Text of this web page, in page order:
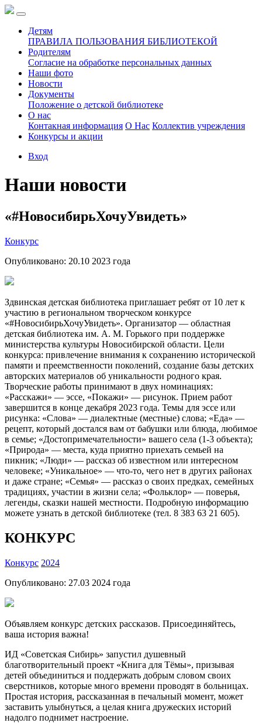
Детям
ПРАВИЛА ПОЛЬЗОВАНИЯ БИБЛИОТЕКОЙ
Родителям
Согласие на обработке персональных данных
Наши фото
Новости
Документы
Положение о детской библиотеке
О нас
Контакная информация О Нас Коллектив учреждения
Конкурсы и акции
Вход
Наши новости
«#НовосибирьХочуУвидеть»
Конкурс
Опубликовано: 20.10 2023 года
Здвинская детская библиотека приглашает ребят от 10 лет к
участию в региональном творческом конкурсе
«#НовосибирьХочуУвидеть». Организатор — областная
детская библиотека им. А. М. Горького при поддержке
министерства культуры Новосибирской области. Цели
конкурса: привлечение внимания к сохранению исторической
памяти и преемственности поколений, создание базы детских
авторских материалов об уникальности родного края.
Творческие работы принимают в двух номинациях:
«Расскажи» — эссе, «Покажи» — рисунок. Прием работ
завершится в конце декабря 2023 года. Темы для эссе или
рисунка: «Слова» — диалектные (местные) слова; «Еда» —
рецепт, который достался вам от бабушки или блюда, любимое
в семье; «Достопримечательности» вашего села (1-3 объекта);
«Природа» — места, куда приятно приехать семьей на
пикник; «Люди» — рассказ об известном или интересном
человеке; «Уникальное» — что-то, чего нет в других районах
и даже стране; «Семья» — рассказ о своих предках, семейных
традициях, участии в жизни села; «Фольклор» — поверья,
легенды, сказки нашей местности. Подробную информацию
можете узнать в детской библиотеке (тел. 8 383 63 21 605).
КОНКУРС
Конкурс 2024
Опубликовано: 27.03 2024 года
Объявляем конкурс детских рассказов. Присоединяйтесь,
ваша история важна!
ИД «Советская Сибирь» запустил душевный
благотворительный проект «Книга для Тёмы», призывая
детей объединиться и поддержать добрым словом своих
сверстников, которые много времени проводят в больницах.
Простая история, рассказанная в печальный момент, может
заставить улыбнуться, а целая книга дружеских историй
надолго поднимет настроение.